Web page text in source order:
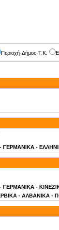
Περιοχή-Δήμος-Τ.Κ.
- ΓΕΡΜΑΝΙΚΑ -
- ΓΕΡΜΑΝΙΚΑ -
- ΑΛΒΑΝΙΚΑ -